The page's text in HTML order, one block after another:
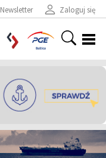
Zaloguj się
Newsletter